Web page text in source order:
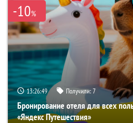
-10%
13:26:47 Получили:7
Бронирование отеля для всех
«Яндекс Путешествия»